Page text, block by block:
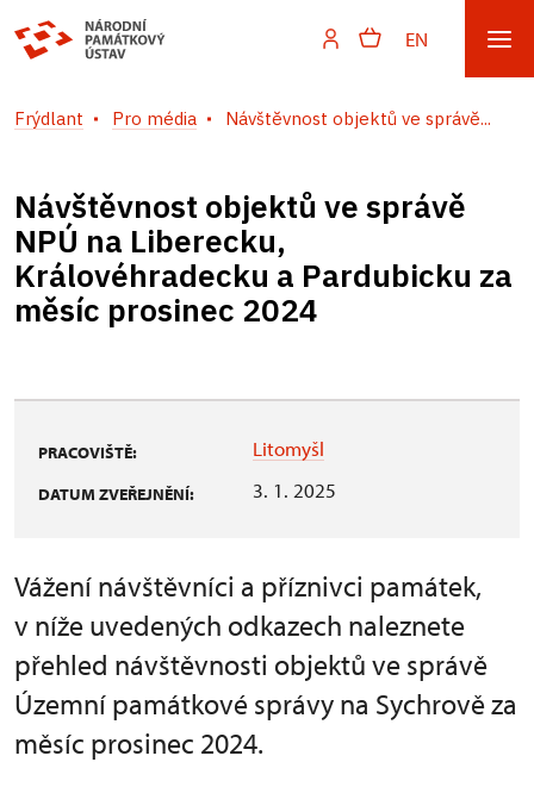
EN
Frýdlant Pro média Návštěvnost objektů ve správě...
Návštěvnost objektů ve správě
NPÚ na Liberecku,
Královéhradecku a Pardubicku za
měsíc prosinec 2024
PRACOVIŠTĚ: Litomyšl
DATUM ZVEŘEJNĚNÍ: 3. 1. 2025
Vážení návštěvníci a příznivci památek,
v níže uvedených odkazech naleznete
přehled návštěvnosti objektů ve správě
Územní památkové správy na Sychrově za
měsíc prosinec 2024.